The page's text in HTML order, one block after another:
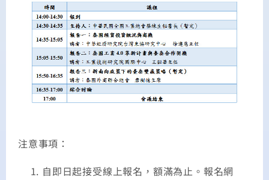
注意事項：
自即日起接受線上報名，額滿為止。報名網